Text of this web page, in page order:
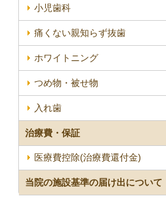
小児歯科
痛くない親知らず抜歯
ホワイトニング
つめ物・被せ物
入れ歯
治療費・保証
医療費控除(治療費還付金)
当院の施設基準の届け出について